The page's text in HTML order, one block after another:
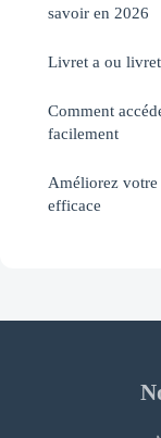
savoir en 2026
Livret a ou
Comment
facilement
Améliorez
efficace